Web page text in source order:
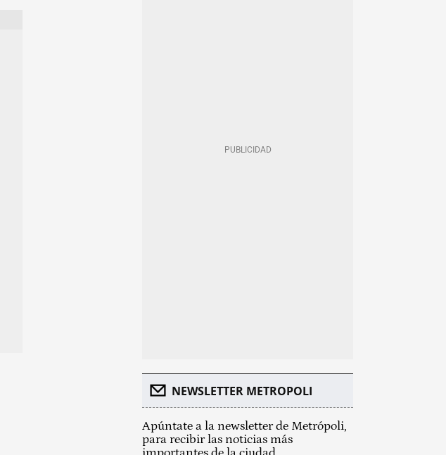
NEWSLETTER METROPOLI
Apúntate a la newsletter de Metrópoli,
para recibir las noticias más